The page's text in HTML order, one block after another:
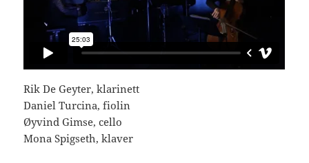
Rik De Geyter, klarinett
Daniel Turcina, fiolin
Øyvind Gimse, cello
Mona Spigseth, klaver